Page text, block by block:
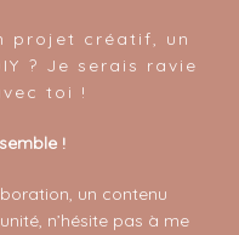
projet créatif, un
? Je serais ravie
toi !
!
un contenu
n’hésite pas à me